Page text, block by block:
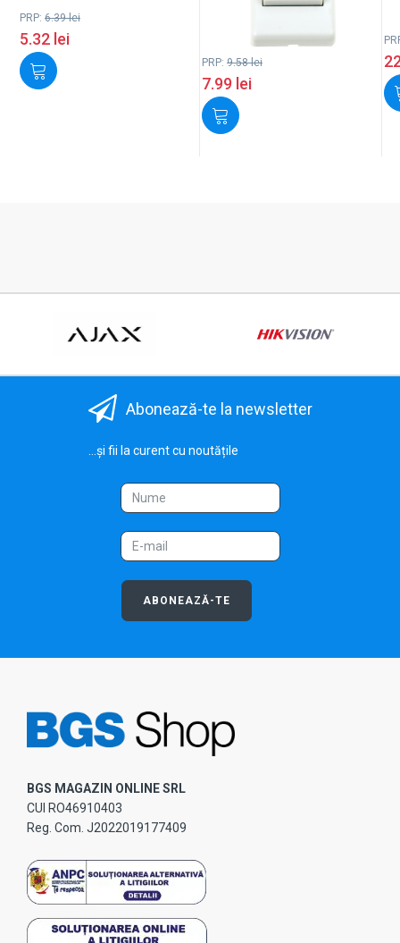
PRP: 6.39lei
5.32 lei
PRP: 9.58lei
7.99 lei
Abonează-te la newsletter
...și fii la curent cu noutățile
ABONEAZĂ-TE
BGS MAGAZIN ONLINE SRL
CUI RO46910403
Reg. Com. J2022019177409